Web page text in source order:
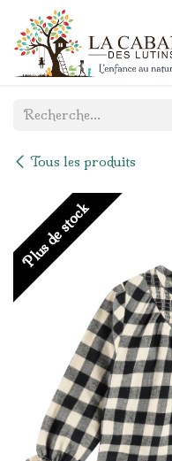
Se rendre au contenu
Tous les produits
Plus de stock